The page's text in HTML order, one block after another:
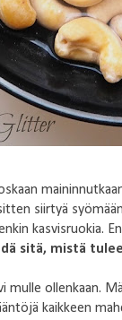
siirtyä
kasvisruokia.
sitä, mistä
mulle ollenkaan.
kaikkeen